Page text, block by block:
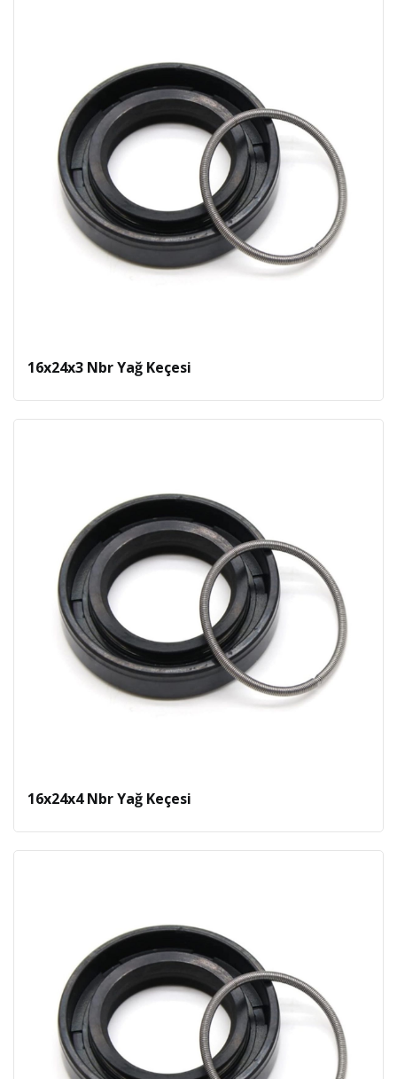
16x24x3 Nbr Yağ Keçesi
16x24x4 Nbr Yağ Keçesi